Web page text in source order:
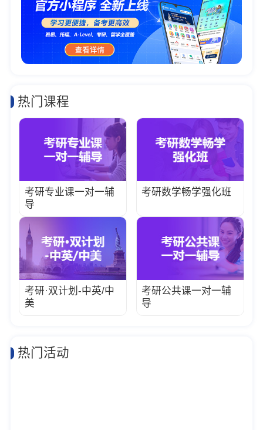
热门课程
考研专业课一对一辅
导
考研数学畅学强化班
考研·双计划-中英/中
美
考研公共课一对一辅
导
热门活动